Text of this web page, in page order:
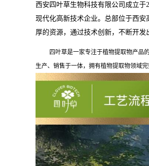
西安四叶草生物科技有限公司成立于
现代化高新技术企业。 总部位于西安
厚的资源，通过技术创新，不断开发
四叶草是一家专注于植物提取物产品
生产、销售于一体，拥有植物提取物领域